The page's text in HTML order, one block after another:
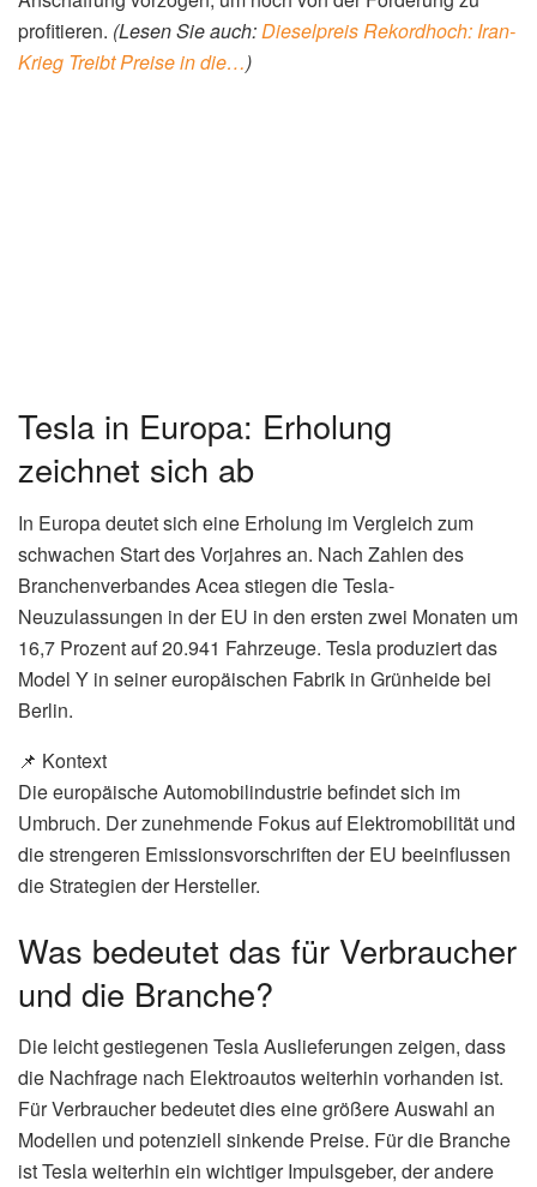
profitieren. (Lesen Sie auch:Dieselpreis Rekordhoch: Iran-
Krieg Treibt Preise in die…)
Tesla in Europa: Erholung
zeichnet sich ab
In Europa deutet sich eine Erholung im Vergleich zum
schwachen Start des Vorjahres an. Nach Zahlen des
Branchenverbandes Acea stiegen die Tesla-
Neuzulassungen in der EU in den ersten zwei Monaten um
16,7 Prozent auf 20.941 Fahrzeuge. Tesla produziert das
Model Y in seiner europäischen Fabrik in Grünheide bei
Berlin.
📌 Kontext
Die europäische Automobilindustrie befindet sich im
Umbruch. Der zunehmende Fokus auf Elektromobilität und
die strengeren Emissionsvorschriften der EU beeinflussen
die Strategien der Hersteller.
Was bedeutet das für Verbraucher
und die Branche?
Die leicht gestiegenen Tesla Auslieferungen zeigen, dass
die Nachfrage nach Elektroautos weiterhin vorhanden ist.
Für Verbraucher bedeutet dies eine größere Auswahl an
Modellen und potenziell sinkende Preise. Für die Branche
ist Tesla weiterhin ein wichtiger Impulsgeber, der andere